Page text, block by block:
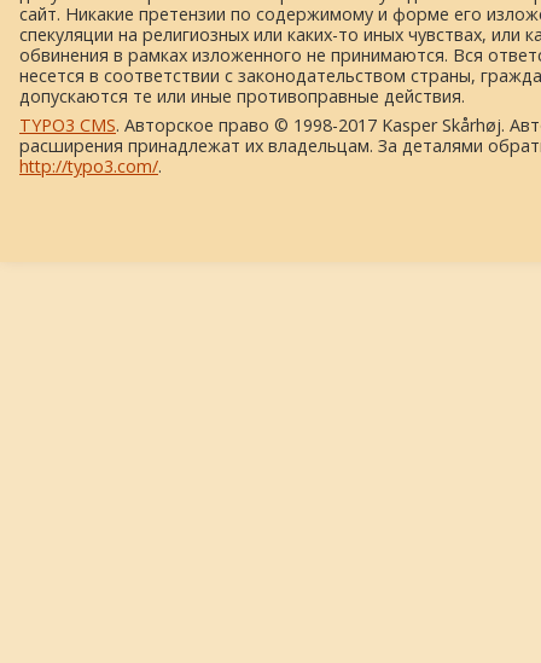
сайт. Никакие претензии по содержимому и форме его
спекуляции на религиозных или каких-то иных чувствах, или
обвинения в рамках изложенного не принимаются. Вся
несется в соответствии с законодательством страны,
допускаются те или иные противоправные действия.
TYPO3 CMS. Авторское право © 1998-2017 Kasper Skårhøj.
расширения принадлежат их владельцам. За деталями
http://typo3.com/.